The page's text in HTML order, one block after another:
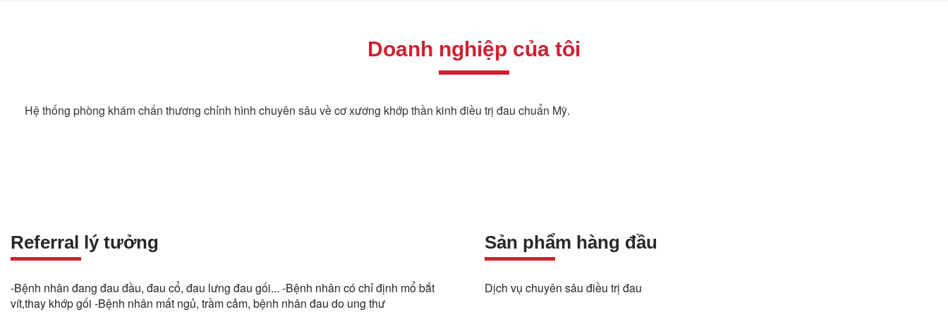
Doanh nghiệp của tôi
Hệ thống phòng khám chấn thương chỉnh hình chuyên sâu về cơ xương khớp thần kinh điều trị đau chuẩn Mỹ.
Referral lý tưởng
-Bệnh nhân đang đau đầu, đau cổ, đau lưng đau gối... -Bệnh nhân có chỉ định mổ bắt
vít,thay khớp gối -Bệnh nhân mất ngủ, trầm cảm, bệnh nhân đau do ung thư
Sản phẩm hàng đầu
Dịch vụ chuyên sâu điều trị đau